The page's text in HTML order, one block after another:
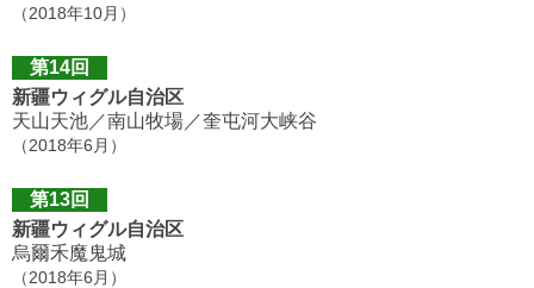
（2018年10月）
第14回
新疆ウィグル自治区
天山天池／南山牧場／奎屯河大峡谷
（2018年6月）
第13回
新疆ウィグル自治区
烏爾禾魔鬼城
（2018年6月）